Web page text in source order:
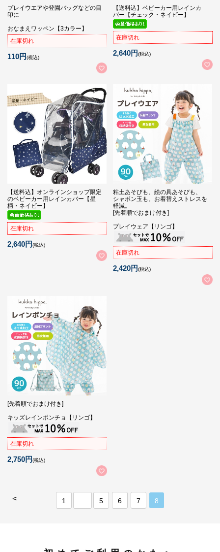
プレイウエアや登園バッグなどの目
印に
おなまえワッペン【3カラー】
在庫切れ
110円(税込)
【送料込】ベビーカー用レインカ
バー【チェック・ネイビー】
在庫切れ
2,640円(税込)
【送料込】オンラインショップ限定
のベビーカー用レインカバー【星
柄・ネイビー】
在庫切れ
2,640円(税込)
粘土あそびも、絵の具あそびも、
シャボン玉も。お着替えストレスを
軽減。
[先着順でおまけ付き]
プレイウェア【リンゴ】
在庫切れ
2,420円(税込)
[先着順でおまけ付き]
キッズレインポンチョ【リンゴ】
在庫切れ
2,750円(税込)
< 1 5 6 7 8